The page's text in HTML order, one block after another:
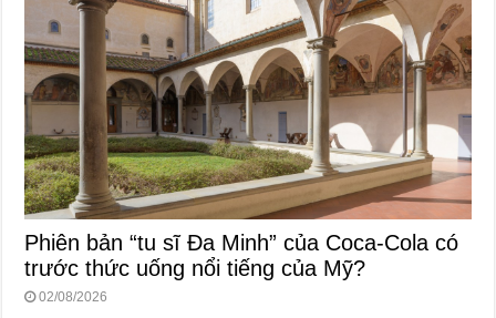
Phiên bản “tu sĩ Đa Minh” của Coca-Cola có
trước thức uống nổi tiếng của Mỹ?
02/08/2026